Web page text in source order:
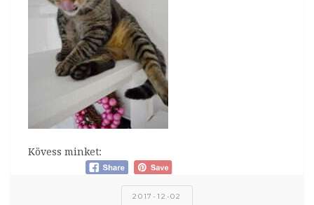
Kövess minket:
2017-12-02